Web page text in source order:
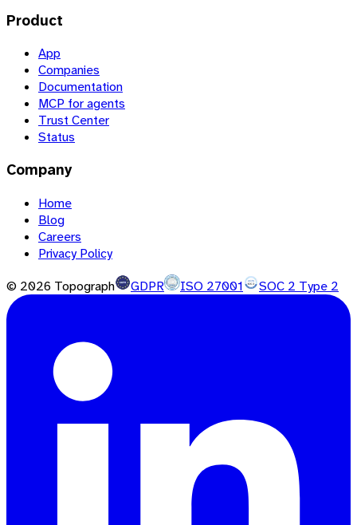
Product
App
Companies
Documentation
MCP for agents
Trust Center
Status
Company
Home
Blog
Careers
Privacy Policy
© 2026 Topograph GDPR ISO 27001 SOC 2 Type 2